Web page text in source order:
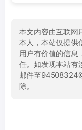
本文内容由互联网
本人，本站仅提供
用户有价值的信息
任。如发现本站有
邮件至
除。